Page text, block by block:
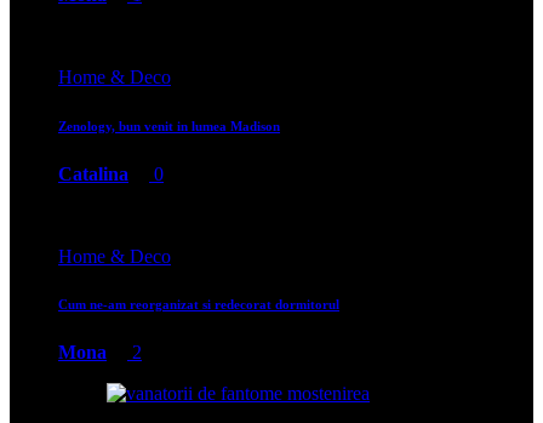
Home & Deco
Zenology, bun venit in lumea Madison
Catalina 0
Home & Deco
Cum ne-am reorganizat si redecorat dormitorul
Mona 2